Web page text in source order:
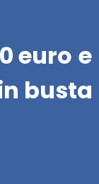
euro e
busta